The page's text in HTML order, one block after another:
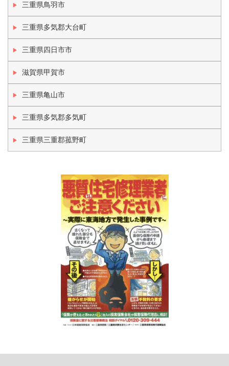
三重県鳥羽市
三重県多気郡大台町
三重県四日市市
滋賀県甲賀市
三重県亀山市
三重県多気郡多気町
三重県三重郡菰野町